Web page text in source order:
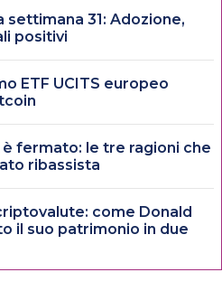
31: Adozione,
positivi
ETF UCITS europeo
fermato: le tre ragioni che
ribassista
come Donald
il suo patrimonio in due